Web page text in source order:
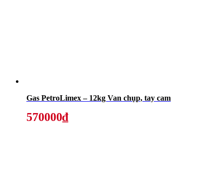
Gas PetroLimex – 12kg Van chụp, tay cam
570000₫